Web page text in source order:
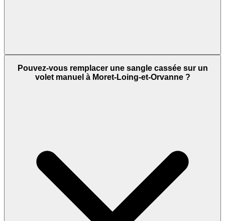
Pouvez-vous remplacer une sangle cassée sur un
volet manuel à Moret-Loing-et-Orvanne ?